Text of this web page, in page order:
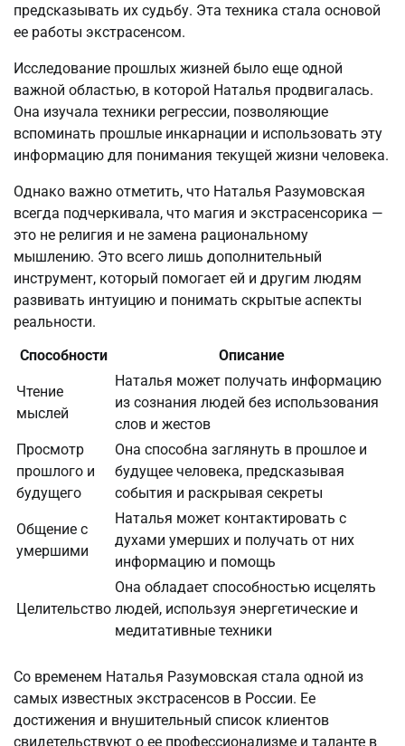
предсказывать их судьбу. Эта техника стала основой
ее работы экстрасенсом.
Исследование прошлых жизней было еще одной
важной областью, в которой Наталья продвигалась.
Она изучала техники регрессии, позволяющие
вспоминать прошлые инкарнации и использовать эту
информацию для понимания текущей жизни человека.
Однако важно отметить, что Наталья Разумовская
всегда подчеркивала, что магия и экстрасенсорика —
это не религия и не замена рациональному
мышлению. Это всего лишь дополнительный
инструмент, который помогает ей и другим людям
развивать интуицию и понимать скрытые аспекты
реальности.
Способности
Описание
Чтение
мыслей
Наталья может получать информацию
из сознания людей без использования
слов и жестов
Просмотр
прошлого и
будущего
Она способна заглянуть в прошлое и
будущее человека, предсказывая
события и раскрывая секреты
Общение с
умершими
Наталья может контактировать с
духами умерших и получать от них
информацию и помощь
Целительство
Она обладает способностью исцелять
людей, используя энергетические и
медитативные техники
Со временем Наталья Разумовская стала одной из
самых известных экстрасенсов в России. Ее
достижения и внушительный список клиентов
свидетельствуют о ее профессионализме и таланте в